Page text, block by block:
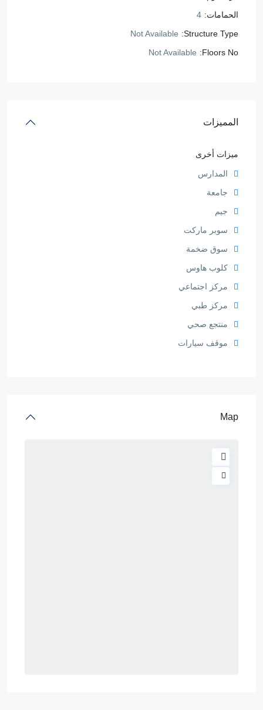
الحمامات: 4
Structure Type:
Not Available
Floors No:
Not Available
المميزات
ميزات أخرى
المدارس
جامعة
جيم
سوبر ماركت
سوق ضخمة
كلوب هاوس
مركز اجتماعي
مركز طبي
منتجع صحي
موقف سيارات
Map